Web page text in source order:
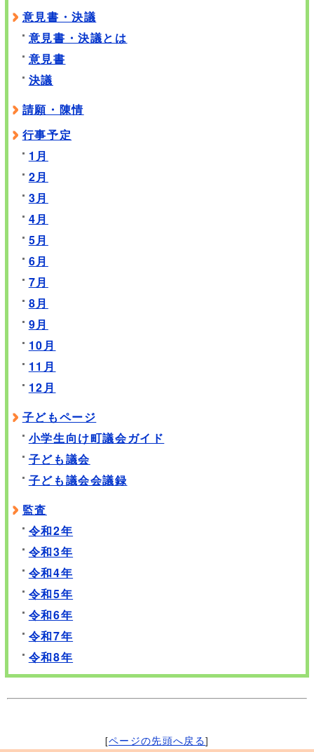
意見書・決議
意見書・決議とは
意見書
決議
請願・陳情
行事予定
1月
2月
3月
4月
5月
6月
7月
8月
9月
10月
11月
12月
子どもページ
小学生向け町議会ガイド
子ども議会
子ども議会会議録
監査
令和2年
令和3年
令和4年
令和5年
令和6年
令和7年
令和8年
[ページの先頭へ戻る]